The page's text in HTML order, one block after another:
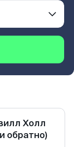
Холл
обратно)